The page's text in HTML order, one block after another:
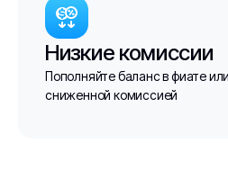
Низкие комиссии
Пополняйте баланс в фиате
сниженной комиссией